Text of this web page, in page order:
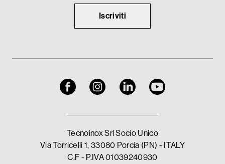
Iscriviti
Tecnoinox Srl Socio Unico
Via Torricelli 1, 33080 Porcia (PN) - ITALY
C.F - P.IVA 01039240930